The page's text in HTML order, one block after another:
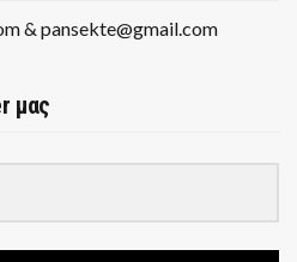
& pansekte@gmail.com
μας